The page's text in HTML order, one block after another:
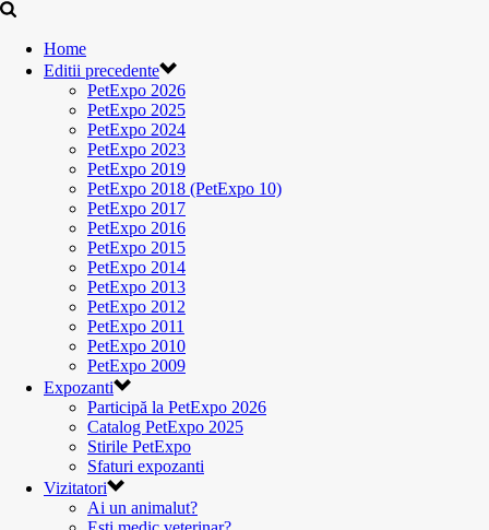
Home
Editii precedente
PetExpo 2026
PetExpo 2025
PetExpo 2024
PetExpo 2023
PetExpo 2019
PetExpo 2018 (PetExpo 10)
PetExpo 2017
PetExpo 2016
PetExpo 2015
PetExpo 2014
PetExpo 2013
PetExpo 2012
PetExpo 2011
PetExpo 2010
PetExpo 2009
Expozanti
Participă la PetExpo 2026
Catalog PetExpo 2025
Stirile PetExpo
Sfaturi expozanti
Vizitatori
Ai un animalut?